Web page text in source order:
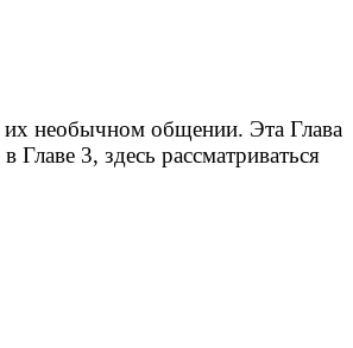
их необычном общении. Эта Глава
3, здесь рассматриваться